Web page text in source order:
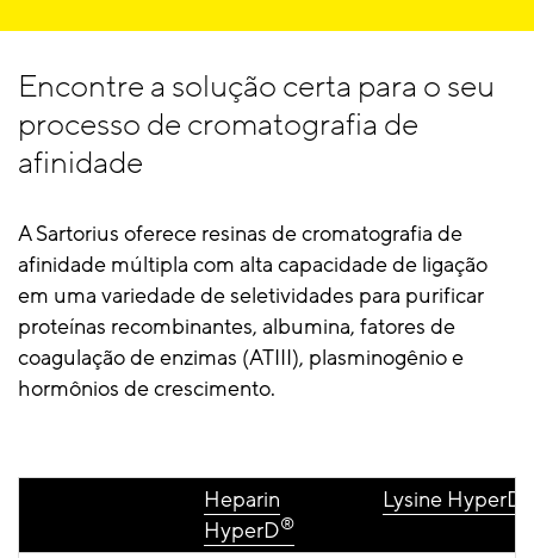
Encontre a solução certa para o seu
processo de cromatografia de
afinidade
A Sartorius oferece resinas de cromatografia de
afinidade múltipla com alta capacidade de ligação
em uma variedade de seletividades para purificar
proteínas recombinantes, albumina, fatores de
coagulação de enzimas (ATIII), plasminogênio e
hormônios de crescimento.
Heparin
HyperD®
Lysine HyperD